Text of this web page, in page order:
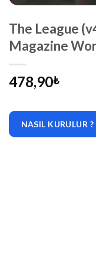
The League
Magazine
478,90₺
NASIL KURULUR ?